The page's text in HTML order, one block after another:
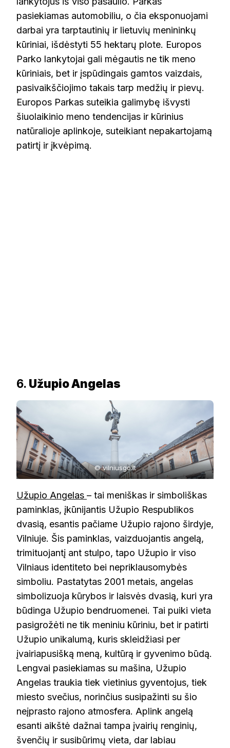
pasiekiamas automobiliu, o čia eksponuojami
darbai yra tarptautinių ir lietuvių menininkų
kūriniai, išdėstyti 55 hektarų plote. Europos
Parko lankytojai gali mėgautis ne tik meno
kūriniais, bet ir įspūdingais gamtos vaizdais,
pasivaikščiojimo takais tarp medžių ir pievų.
Europos Parkas suteikia galimybę išvysti
šiuolaikinio meno tendencijas ir kūrinius
natūralioje aplinkoje, suteikiant nepakartojamą
patirtį ir įkvėpimą.
6. Užupio Angelas
© vilniusgo.lt
Užupio Angelas – tai meniškas ir simboliškas
paminklas, įkūnijantis Užupio Respublikos
dvasią, esantis pačiame Užupio rajono širdyje,
Vilniuje. Šis paminklas, vaizduojantis angelą,
trimituojantį ant stulpo, tapo Užupio ir viso
Vilniaus identiteto bei nepriklausomybės
simboliu. Pastatytas 2001 metais, angelas
simbolizuoja kūrybos ir laisvės dvasią, kuri yra
būdinga Užupio bendruomenei. Tai puiki vieta
pasigrožėti ne tik meniniu kūriniu, bet ir patirti
Užupio unikalumą, kuris skleidžiasi per
įvairiapusišką meną, kultūrą ir gyvenimo būdą.
Lengvai pasiekiamas su mašina, Užupio
Angelas traukia tiek vietinius gyventojus, tiek
miesto svečius, norinčius susipažinti su šio
neįprasto rajono atmosfera. Aplink angelą
esanti aikštė dažnai tampa įvairių renginių,
švenčių ir susibūrimų vieta, dar labiau